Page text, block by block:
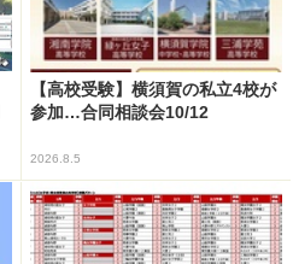
【高校受験】横須賀の私立4校が
参加…合同相談会10/12
2026.8.5